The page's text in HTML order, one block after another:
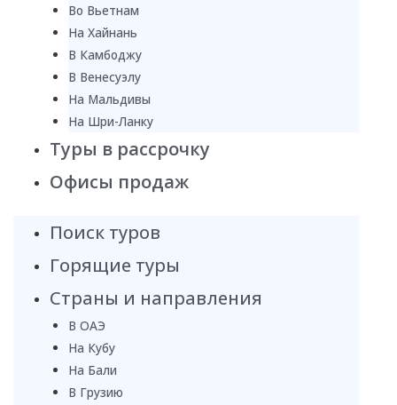
Во Вьетнам
На Хайнань
В Камбоджу
В Венесуэлу
На Мальдивы
На Шри-Ланку
Туры в рассрочку
Офисы продаж
Поиск туров
Горящие туры
Страны и направления
В ОАЭ
На Кубу
На Бали
В Грузию